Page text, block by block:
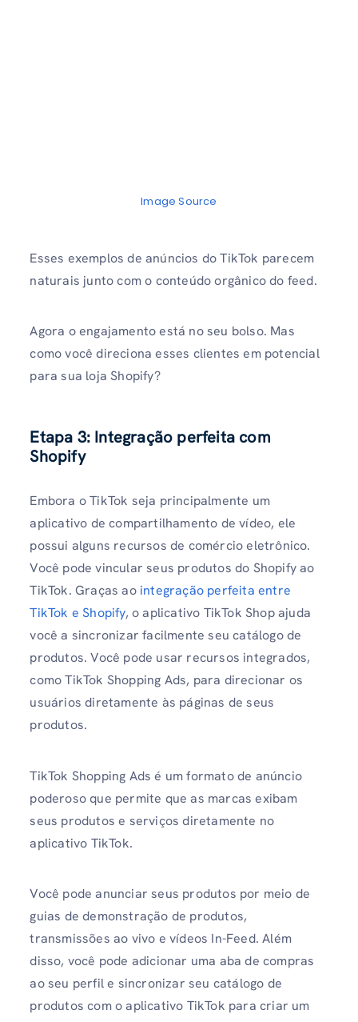
Image Source
Esses exemplos de anúncios do TikTok parecem
naturais junto com o conteúdo orgânico do feed.
Agora o engajamento está no seu bolso. Mas
como você direciona esses clientes em potencial
para sua loja Shopify?
Etapa 3: Integração perfeita com
Shopify
Embora o TikTok seja principalmente um
aplicativo de compartilhamento de vídeo, ele
possui alguns recursos de comércio eletrônico.
Você pode vincular seus produtos do Shopify ao
TikTok. Graças ao integração perfeita entre
TikTok e Shopify, o aplicativo TikTok Shop ajuda
você a sincronizar facilmente seu catálogo de
produtos. Você pode usar recursos integrados,
como TikTok Shopping Ads, para direcionar os
usuários diretamente às páginas de seus
produtos.
TikTok Shopping Ads é um formato de anúncio
poderoso que permite que as marcas exibam
seus produtos e serviços diretamente no
aplicativo TikTok.
Você pode anunciar seus produtos por meio de
guias de demonstração de produtos,
transmissões ao vivo e vídeos In-Feed. Além
disso, você pode adicionar uma aba de compras
ao seu perfil e sincronizar seu catálogo de
produtos com o aplicativo TikTok para criar um